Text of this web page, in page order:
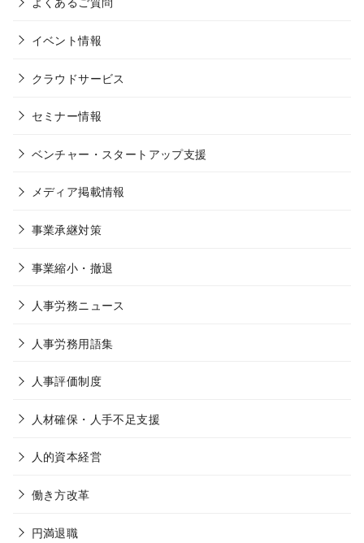
イベント情報
クラウドサービス
セミナー情報
ベンチャー・スタートアップ支援
メディア掲載情報
事業承継対策
事業縮小・撤退
人事労務ニュース
人事労務用語集
人事評価制度
人材確保・人手不足支援
人的資本経営
働き方改革
円満退職